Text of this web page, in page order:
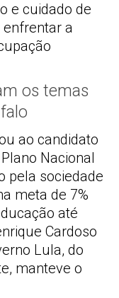
e cuidado de
enfrentar a
os temas
ao candidato
Nacional
pela sociedade
meta de 7%
até
Cardoso
Lula, do
manteve o